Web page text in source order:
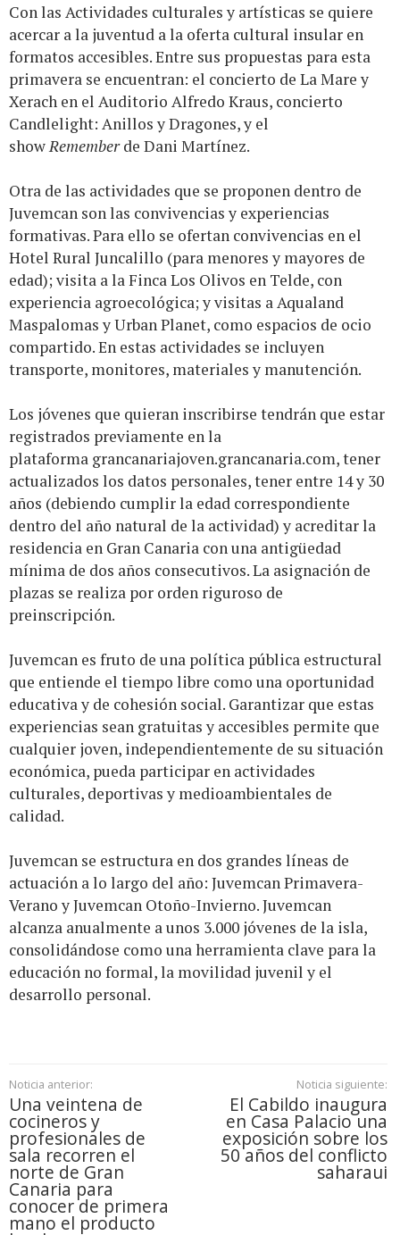
Con las Actividades culturales y artísticas se quiere
acercar a la juventud a la oferta cultural insular en
formatos accesibles. Entre sus propuestas para esta
primavera se encuentran: el concierto de La Mare y
Xerach en el Auditorio Alfredo Kraus, concierto
Candlelight: Anillos y Dragones, y el
showRememberde Dani Martínez.
Otra de las actividades que se proponen dentro de
Juvemcan son las convivencias y experiencias
formativas. Para ello se ofertan convivencias en el
Hotel Rural Juncalillo (para menores y mayores de
edad); visita a la Finca Los Olivos en Telde, con
experiencia agroecológica; y visitas a Aqualand
Maspalomas y Urban Planet, como espacios de ocio
compartido. En estas actividades se incluyen
transporte, monitores, materiales y manutención.
Los jóvenes que quieran inscribirse tendrán que estar
registrados previamente en la
plataforma grancanariajoven.grancanaria.com, tener
actualizados los datos personales, tener entre 14 y 30
años (debiendo cumplir la edad correspondiente
dentro del año natural de la actividad) y acreditar la
residencia en Gran Canaria con una antigüedad
mínima de dos años consecutivos. La asignación de
plazas se realiza por orden riguroso de
preinscripción.
Juvemcan es fruto de una política pública estructural
que entiende el tiempo libre como una oportunidad
educativa y de cohesión social. Garantizar que estas
experiencias sean gratuitas y accesibles permite que
cualquier joven, independientemente de su situación
económica, pueda participar en actividades
culturales, deportivas y medioambientales de
calidad.
Juvemcan se estructura en dos grandes líneas de
actuación a lo largo del año: Juvemcan Primavera-
Verano y Juvemcan Otoño-Invierno. Juvemcan
alcanza anualmente a unos 3.000 jóvenes de la isla,
consolidándose como una herramienta clave para la
educación no formal, la movilidad juvenil y el
desarrollo personal.
Noticia anterior:
Una veintena de
cocineros y
profesionales de
sala recorren el
norte de Gran
Canaria para
conocer de primera
mano el producto
Noticia siguiente:
El Cabildo inaugura
en Casa Palacio una
exposición sobre los
50 años del conflicto
saharaui